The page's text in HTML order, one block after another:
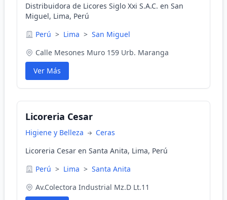
Distribuidora de Licores Siglo Xxi S.A.C. en San
Miguel, Lima, Perú
Perú > Lima > San Miguel
Calle Mesones Muro 159 Urb. Maranga
Ver Más
Licoreria Cesar
Higiene y Belleza
Ceras
Licoreria Cesar en Santa Anita, Lima, Perú
Perú > Lima > Santa Anita
Av.Colectora Industrial Mz.D Lt.11